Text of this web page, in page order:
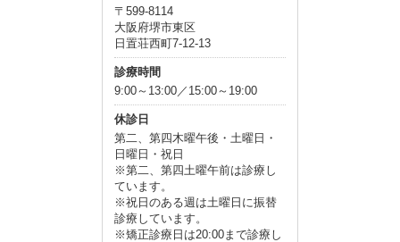
〒599-8114
大阪府堺市東区
日置荘西町7-12-13
診療時間
9:00～13:00／15:00～19:00
休診日
第二、第四木曜午後・土曜日・
日曜日・祝日
※第二、第四土曜午前は診療し
ています。
※祝日のある週は土曜日に振替
診療しています。
※矯正診療日は20:00まで診療し